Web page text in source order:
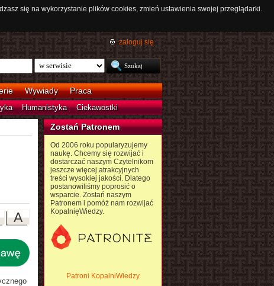
się na wykorzystanie plików cookies, zmień ustawienia swojej przeglądarki.
zaloguj się
Wywiady Praca
Humanistyka Ciekawostki
A
Zostań Patronem
Od 2006 roku popularyzujemy
naukę. Chcemy się rozwijać i
dostarczać naszym Czytelnikom
jeszcze więcej atrakcyjnych
treści wysokiej jakości. Dlatego
postanowiliśmy poprosić o
wsparcie. Zostań naszym
Patronem i pomóż nam rozwijać
KopalnięWiedzy.
Patroni KopalniWiedzy